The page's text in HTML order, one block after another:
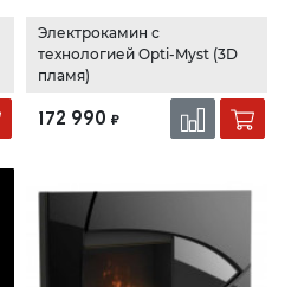
Электрокамин с
технологией Opti-Myst (3D
пламя)
172 990 ₽